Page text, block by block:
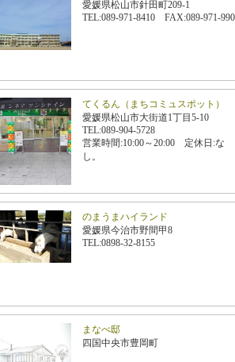
愛媛県松山市針田町209-1
TEL:089-971-8410 FAX:089-971-
てくるん（まちコミュスポット）
愛媛県松山市大街道1丁目5-10
TEL:089-904-5728
営業時間:10:00～20:00 定休日:な
し。
のまうまハイランド
愛媛県今治市野間甲8
TEL:0898-32-8155
まなべ邸
四国中央市豊岡町